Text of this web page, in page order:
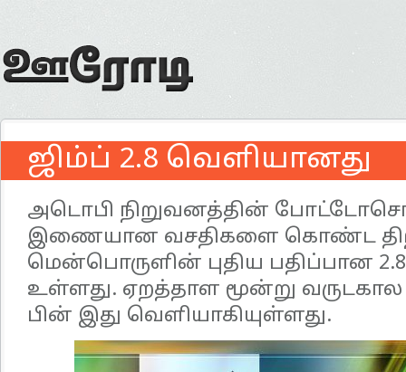
ஜிம்ப் 2.8 வெளியானது
அடொபி நிறுவனத்தின்
இணையான வசதிகளை கொண்ட
மென்பொருளின் புதிய பதிப்பான
உள்ளது. ஏறத்தாள மூன்று
பின் இது வெளியாகியுள்ளது.